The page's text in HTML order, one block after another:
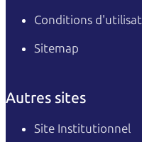
Conditions
Sitemap
Autres sites
Site Institutionnel